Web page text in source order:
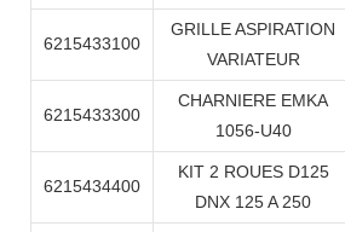
6215433100
GRILLE ASPIRATION
VARIATEUR
6215433300
CHARNIERE EMKA
1056-U40
6215434400
KIT 2 ROUES D125
DNX 125 A 250